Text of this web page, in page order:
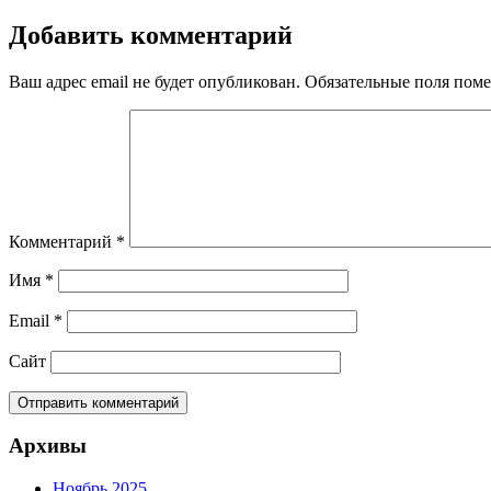
по
записям
Добавить комментарий
Ваш адрес email не будет опубликован. Обязательные поля
Комментарий *
Имя *
Email *
Сайт
Архивы